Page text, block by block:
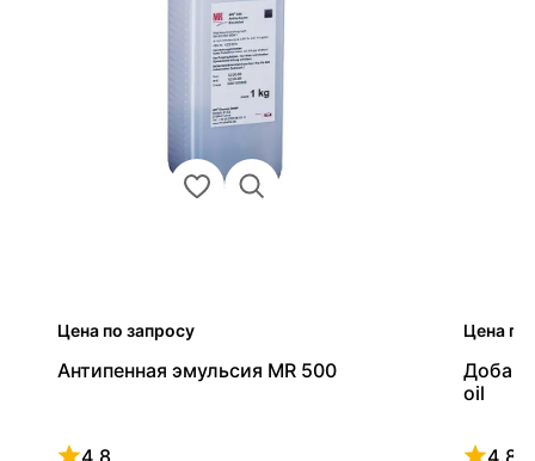
Цена по запросу
Антипенная эмульсия MR 500
Цена по
oil